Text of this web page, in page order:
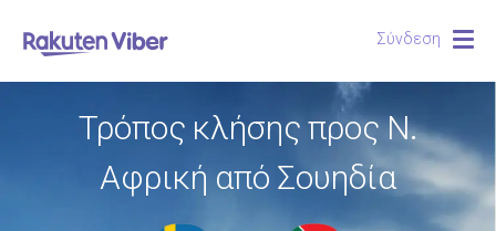
Σύνδεση
Τρόπος κλήσης προς Ν.
Αφρική από Σουηδία